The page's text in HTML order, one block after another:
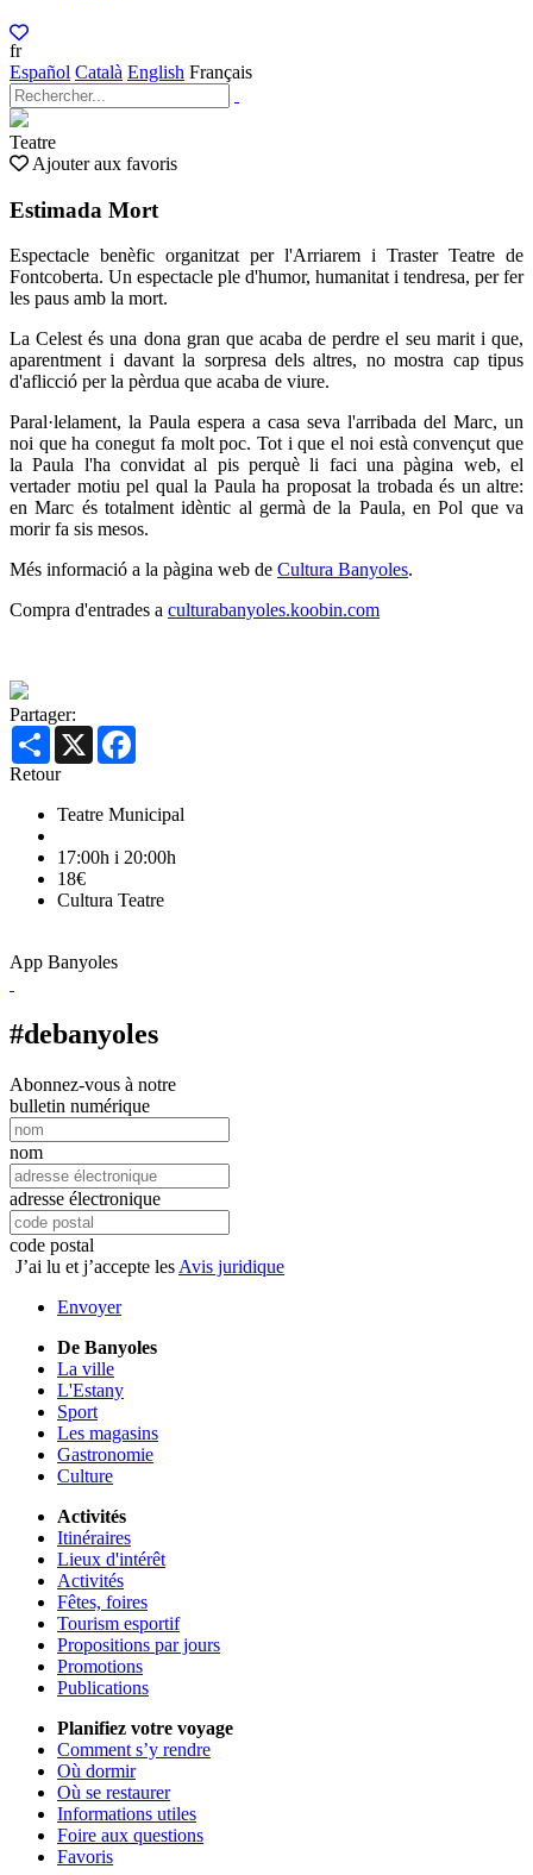
fr
Español Català English Français
Teatre
Ajouter aux favoris
Estimada Mort
Espectacle benèfic organitzat per l'Arriarem i Traster Teatre de
Fontcoberta. Un espectacle ple d'humor, humanitat i tendresa, per fer
les paus amb la mort.
La Celest és una dona gran que acaba de perdre el seu marit i que,
aparentment i davant la sorpresa dels altres, no mostra cap tipus
d'aflicció per la pèrdua que acaba de viure.
Paral·lelament, la Paula espera a casa seva l'arribada del Marc, un
noi que ha conegut fa molt poc. Tot i que el noi està convençut que
la Paula l'ha convidat al pis perquè li faci una pàgina web, el
vertader motiu pel qual la Paula ha proposat la trobada és un altre:
en Marc és totalment idèntic al germà de la Paula, en Pol que va
morir fa sis mesos.
Més informació a la pàgina web de Cultura Banyoles.
Compra d'entrades a culturabanyoles.koobin.com
Partager:
Share X
Retour
Teatre Municipal
17:00h i 20:00h
18€
Cultura Teatre
App Banyoles
#debanyoles
Abonnez-vous à notre
bulletin numérique
nom
adresse électronique
code postal
J’ai lu et j’accepte les Avis juridique
Envoyer
De Banyoles
La ville
L'Estany
Sport
Les magasins
Gastronomie
Culture
Activités
Itinéraires
Lieux d'intérêt
Activités
Fêtes, foires
Tourism esportif
Propositions par jours
Promotions
Publications
Planifiez votre voyage
Comment s’y rendre
Où dormir
Où se restaurer
Informations utiles
Foire aux questions
Favoris